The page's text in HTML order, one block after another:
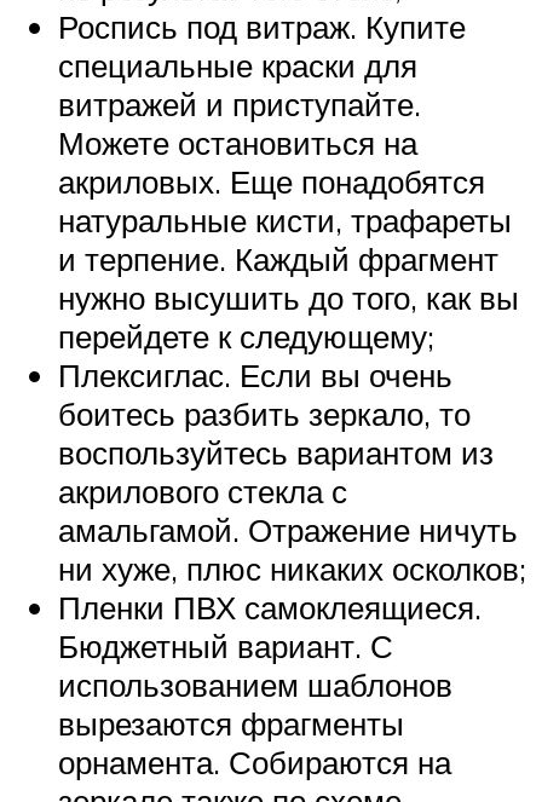
Роспись под витраж. Купите
специальные краски для
витражей и приступайте.
Можете остановиться на
акриловых. Еще понадобятся
натуральные кисти, трафареты
и терпение. Каждый фрагмент
нужно высушить до того, как вы
перейдете к следующему;
Плексиглас. Если вы очень
боитесь разбить зеркало, то
воспользуйтесь вариантом из
акрилового стекла с
амальгамой. Отражение ничуть
ни хуже, плюс никаких осколков;
Пленки ПВХ самоклеящиеся.
Бюджетный вариант. С
использованием шаблонов
вырезаются фрагменты
орнамента. Собираются на